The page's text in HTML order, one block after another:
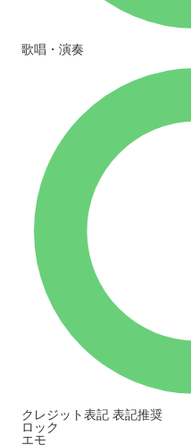
歌唱・演奏
クレジット表記 表記推奨
ロック
エモ